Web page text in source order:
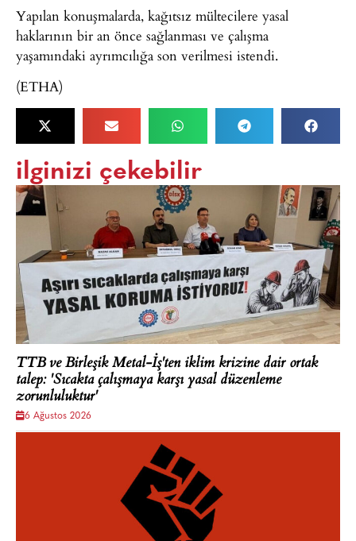
Yapılan konuşmalarda, kağıtsız mültecilere yasal
haklarının bir an önce sağlanması ve çalışma
yaşamındaki ayrımcılığa son verilmesi istendi.
(ETHA)
ilginizi çekebilir
TTB ve Birleşik Metal-İş'ten iklim krizine dair ortak
talep: 'Sıcakta çalışmaya karşı yasal düzenleme
zorunluluktur'
6 Ağustos 2026